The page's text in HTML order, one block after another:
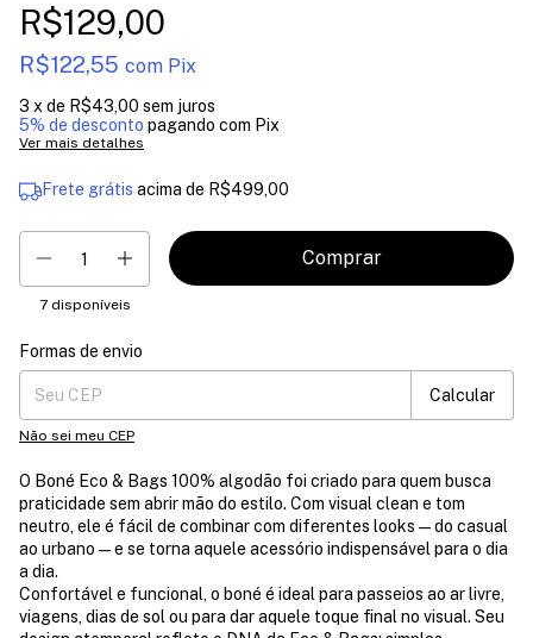
R$129,00
R$122,55 com Pix
3 x de R$43,00 sem juros
5% de desconto pagando com Pix
Ver mais detalhes
Frete grátis acima de R$499,00
7 disponíveis
Entregas para o CEP:
Formas de envio
Calcular
Não sei meu CEP
O Boné Eco & Bags 100% algodão foi criado para quem busca
praticidade sem abrir mão do estilo. Com visual clean e tom
neutro, ele é fácil de combinar com diferentes looks — do casual
ao urbano — e se torna aquele acessório indispensável para o dia
a dia.
Confortável e funcional, o boné é ideal para passeios ao ar livre,
viagens, dias de sol ou para dar aquele toque final no visual. Seu